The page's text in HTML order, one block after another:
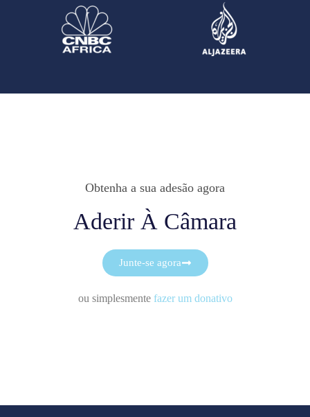
Obtenha a sua adesão agora
Aderir À Câmara
Junte-se agora
ou simplesmente fazer um donativo